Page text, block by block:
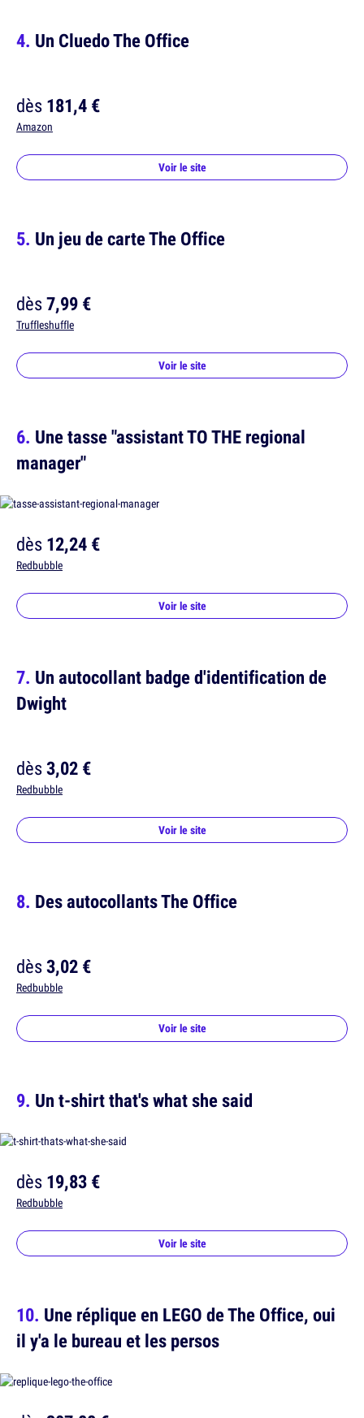
Un Cluedo The Office
dès181,4 €
Amazon
Voir le site
Un jeu de carte The Office
dès7,99 €
Truffleshuffle
Voir le site
Une tasse "assistant TO THE regional
manager"
dès12,24 €
Redbubble
Voir le site
Un autocollant badge d'identification de
Dwight
dès3,02 €
Redbubble
Voir le site
Des autocollants The Office
dès3,02 €
Redbubble
Voir le site
Un t-shirt that's what she said
dès19,83 €
Redbubble
Voir le site
Une réplique en LEGO de The Office, oui
il y'a le bureau et les persos